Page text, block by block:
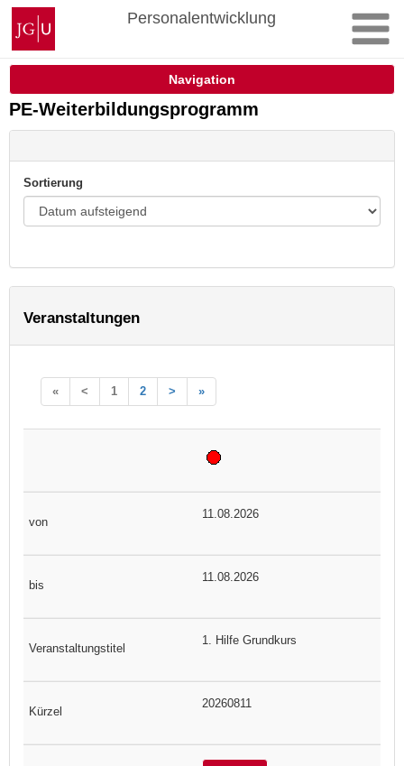
Zum
Inhalt
springen
Johannes
Gutenberg-
Universität
Personalentwicklung
Navigation
PE-Weiterbildungsprogramm
Sortierung
Veranstaltungen
« < 1 2 > »
11.08.2026
11.08.2026
1. Hilfe Grundkurs
20260811